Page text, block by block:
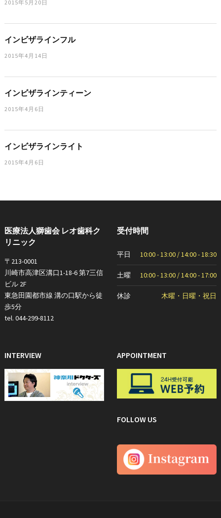
2015年5月20日
インビザラインフル
2015年4月14日
インビザラインティーン
2015年4月6日
インビザラインライト
2015年4月6日
医療法人獅歯会 レオ歯科ク
リニック
〒213-0001
川崎市高津区溝口1-18-6 第7三信
ビル 2F
東急田園都市線 溝の口駅から徒
歩5分
tel. 044-299-8112
受付時間
平日 10:00 - 13:00 / 14:00 - 18:30
土曜 10:00 - 13:00 / 14:00 - 17:00
休診 木曜・日曜・祝日
INTERVIEW APPOINTMENT
FOLLOW US